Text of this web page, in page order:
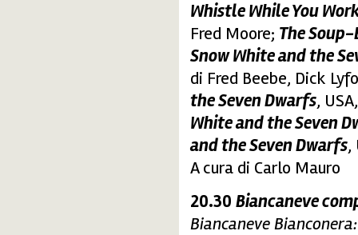
Whistle While You
Fred Moore; The
Snow White and the
di Fred Beebe, Dick
the Seven Dwarfs,
White and the Seven
and the Seven Dwarfs,
A cura di Carlo Mauro
20.30 Biancaneve
Biancaneve